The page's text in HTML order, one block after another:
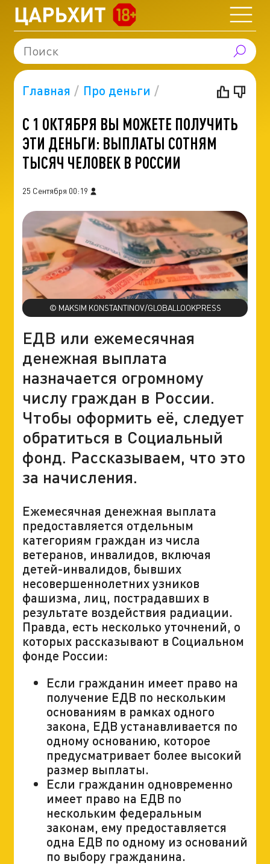
Главная Про деньги
С 1 ОКТЯБРЯ ВЫ МОЖЕТЕ ПОЛУЧИТЬ
ЭТИ ДЕНЬГИ: ВЫПЛАТЫ СОТНЯМ
ТЫСЯЧ ЧЕЛОВЕК В РОССИИ
25 Сентября 00:19
© MAKSIM KONSTANTINOV/GLOBALLOOKPRESS
ЕДВ или ежемесячная
денежная выплата
назначается огромному
числу граждан в России.
Чтобы оформить её, следует
обратиться в Социальный
фонд. Рассказываем, что это
за начисления.
Ежемесячная денежная выплата
предоставляется отдельным
категориям граждан из числа
ветеранов, инвалидов, включая
детей-инвалидов, бывших
несовершеннолетних узников
фашизма, лиц, пострадавших в
результате воздействия радиации.
Правда, есть несколько уточнений, о
которых рассказывают в Социальном
фонде России:
Если гражданин имеет право на
получение ЕДВ по нескольким
основаниям в рамках одного
закона, ЕДВ устанавливается по
одному основанию, которое
предусматривает более высокий
размер выплаты.
Если гражданин одновременно
имеет право на ЕДВ по
нескольким федеральным
законам, ему предоставляется
одна ЕДВ по одному из оснований
по выбору гражданина.